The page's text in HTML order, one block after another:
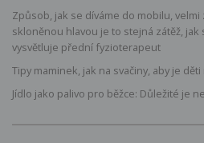
Způsob, jak se díváme do mobilu,
skloněnou hlavou je to stejná zátěž, jak
vysvětluje přední fyzioterapeut
Tipy maminek, jak na svačiny, aby je
Jídlo jako palivo pro běžce: Důležité je